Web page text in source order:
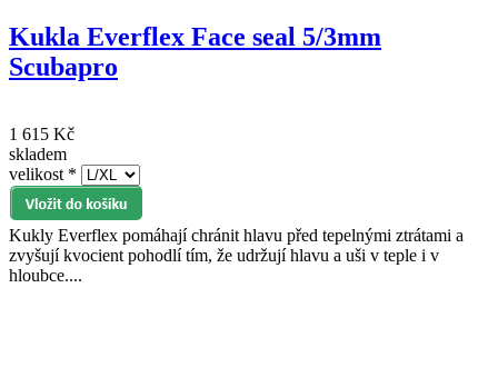
Kukla Everflex Face seal 5/3mm
Scubapro
1 615 Kč
skladem
velikost *
Kukly Everflex pomáhají chránit hlavu před tepelnými ztrátami a
zvyšují kvocient pohodlí tím, že udržují hlavu a uši v teple i v
hloubce....